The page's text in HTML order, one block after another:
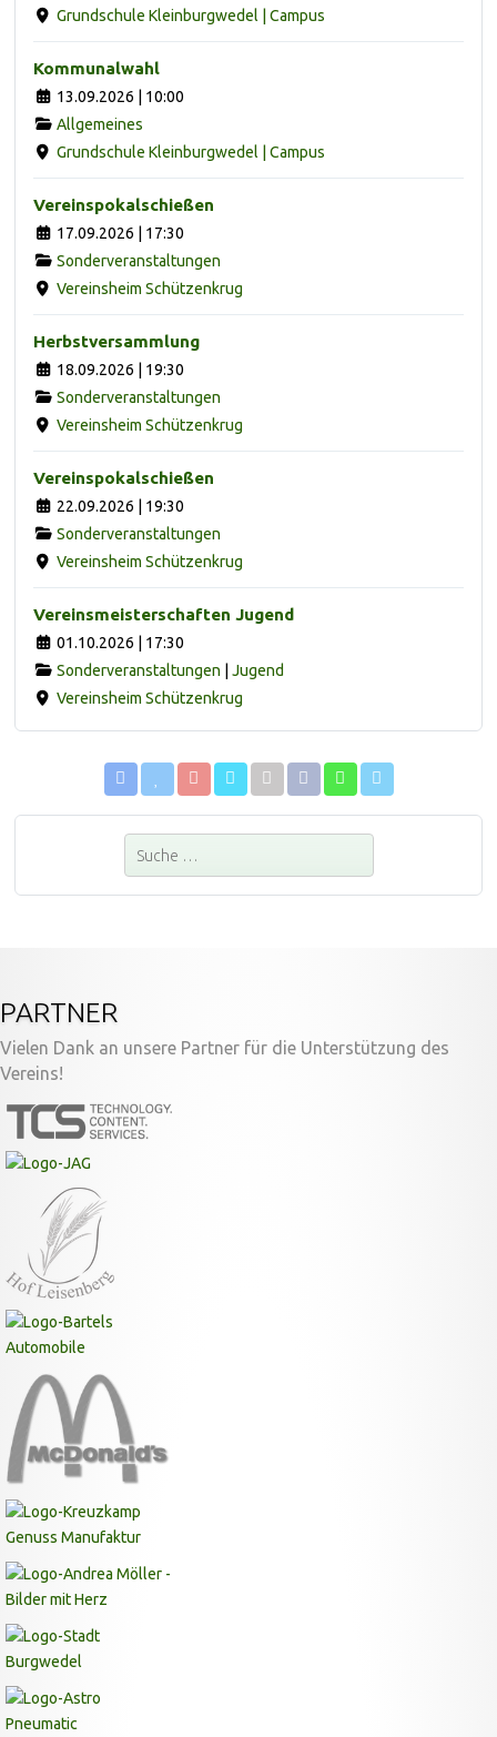
Grundschule Kleinburgwedel | Campus
Kommunalwahl
13.09.2026 | 10:00
Allgemeines
Grundschule Kleinburgwedel | Campus
Vereinspokalschießen
17.09.2026 | 17:30
Sonderveranstaltungen
Vereinsheim Schützenkrug
Herbstversammlung
18.09.2026 | 19:30
Sonderveranstaltungen
Vereinsheim Schützenkrug
Vereinspokalschießen
22.09.2026 | 19:30
Sonderveranstaltungen
Vereinsheim Schützenkrug
Vereinsmeisterschaften Jugend
01.10.2026 | 17:30
Sonderveranstaltungen
Jugend
Vereinsheim Schützenkrug
Suchen
PARTNER
Vielen Dank an unsere Partner für die Unterstützung des
Vereins!